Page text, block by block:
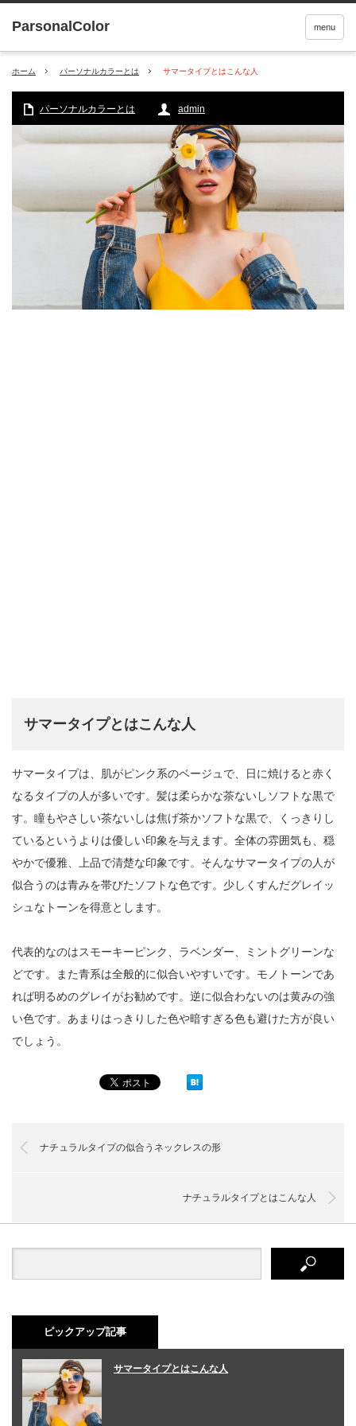
menu
ホーム パーソナルカラーとは サマータイプとはこんな人
パーソナルカラーとは admin
サマータイプとはこんな人
サマータイプは、肌がピンク系のベージュで、日に焼けると赤く
なるタイプの人が多いです。髪は柔らかな茶ないしソフトな黒で
す。瞳もやさしい茶ないしは焦げ茶かソフトな黒で、くっきりし
ているというよりは優しい印象を与えます。全体の雰囲気も、穏
やかで優雅、上品で清楚な印象です。そんなサマータイプの人が
似合うのは青みを帯びたソフトな色です。少しくすんだグレイッ
シュなトーンを得意とします。
代表的なのはスモーキーピンク、ラベンダー、ミントグリーンな
どです。また青系は全般的に似合いやすいです。モノトーンであ
れば明るめのグレイがお勧めです。逆に似合わないのは黄みの強
い色です。あまりはっきりした色や暗すぎる色も避けた方が良い
でしょう。
ナチュラルタイプの似合うネックレスの形
ナチュラルタイプとはこんな人
ピックアップ記事
サマータイプとはこんな人